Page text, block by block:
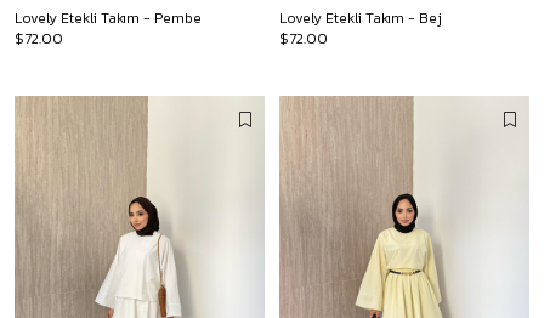
Lovely Etekli Takım - Pembe
$72.00
Lovely Etekli Takım - Bej
$72.00